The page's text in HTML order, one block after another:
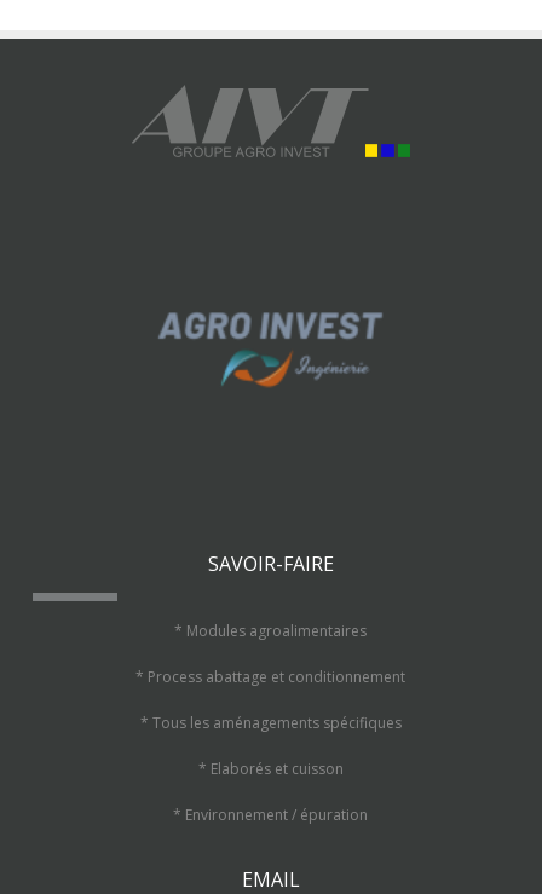
SAVOIR-FAIRE
* Modules agroalimentaires
* Process abattage et conditionnement
* Tous les aménagements spécifiques
* Elaborés et cuisson
* Environnement / épuration
EMAIL